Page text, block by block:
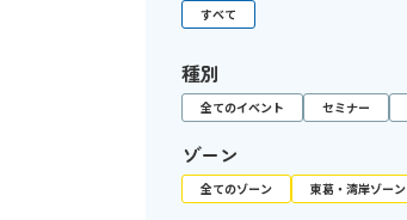
すべて
種別
全てのイベント セミナー
ゾーン
全てのゾーン 東葛・湾岸ゾーン